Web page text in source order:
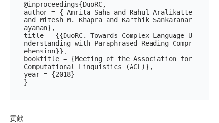
@inproceedings{DuoRC,
author = { Amrita Saha and Rahul Aralikatte
and Mitesh M. Khapra and Karthik Sankaranar
ayanan},
title = {{DuoRC: Towards Complex Language U
nderstanding with Paraphrased Reading Compr
ehension}},
booktitle = {Meeting of the Association for
Computational Linguistics (ACL)},
year = {2018}
贡献